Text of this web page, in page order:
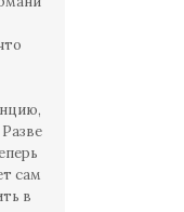
сам
в